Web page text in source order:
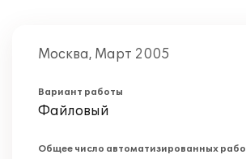
Москва, Март 2005
Вариант работы
Файловый
Общее число автоматизированных